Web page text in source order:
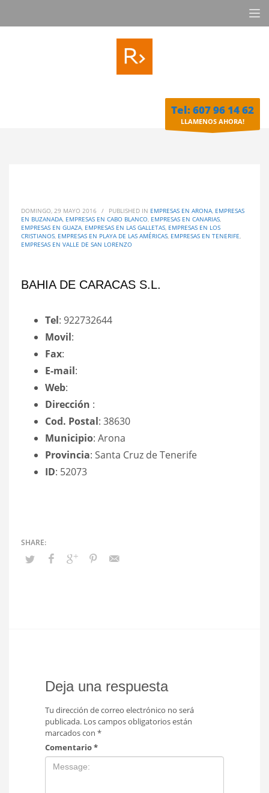
Tel: 607 96 14 62
LLAMENOS AHORA!
DOMINGO, 29 MAYO 2016 / PUBLISHED IN EMPRESAS EN ARONA, EMPRESAS
EN BUZANADA, EMPRESAS EN CABO BLANCO, EMPRESAS EN CANARIAS,
EMPRESAS EN GUAZA, EMPRESAS EN LAS GALLETAS, EMPRESAS EN LOS
CRISTIANOS, EMPRESAS EN PLAYA DE LAS AMÉRICAS, EMPRESAS EN TENERIFE,
EMPRESAS EN VALLE DE SAN LORENZO
BAHIA DE CARACAS S.L.
Tel: 922732644
Movil:
Fax:
E-mail:
Web:
Dirección :
Cod. Postal: 38630
Municipio: Arona
Provincia: Santa Cruz de Tenerife
ID: 52073
Deja una respuesta
Tu dirección de correo electrónico no será
publicada. Los campos obligatorios están
marcados con *
Comentario*